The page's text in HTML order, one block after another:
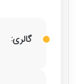
گالری: